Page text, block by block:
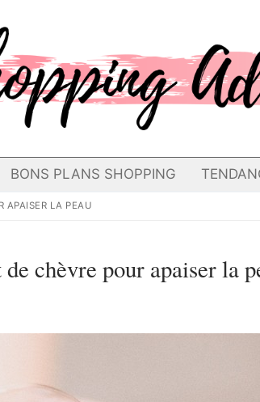
BONS PLANS SHOPPING
APAISER LA PEAU
chèvre pour apaiser la